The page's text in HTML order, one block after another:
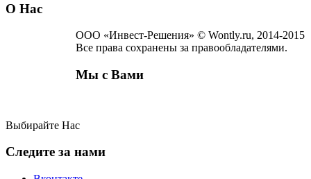
О Нас
ООО «Инвест-Решения» © Wontly.ru, 2014-2015
Все права сохранены за правообладателями.
Мы с Вами
Выбирайте Нас
Следите за нами